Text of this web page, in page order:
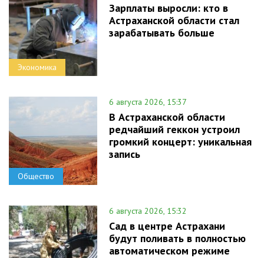
Экономика
Зарплаты выросли: кто в
Астраханской области стал
зарабатывать больше
Общество
6 августа 2026, 15:37
В Астраханской области
редчайший геккон устроил
громкий концерт: уникальная
запись
6 августа 2026, 15:32
Сад в центре Астрахани
будут поливать в полностью
автоматическом режиме